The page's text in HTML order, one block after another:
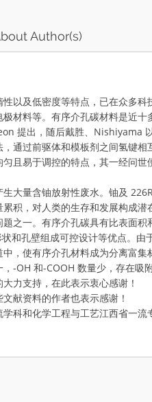
Author(s)
及低密度等特点，已在众多科
材料等。有序介孔碳材料是近
提出，随后戴胜、Nishiyama
通过前驱体和模板剂之间氢键
且易于调控的特点，其一经问
量含铀放射性废水。铀及
积，对人类的生存和发展构成潜
之一。有序介孔碳具有比表面
和孔壁组成可控设计等优点。由
，使有序介孔材料成为分离富集
-OH 和-COOH 数量少，存在吸
力支持，在此表示衷心感谢！
献资料的作者也表示感谢！
和化学工程与工艺江西省一流